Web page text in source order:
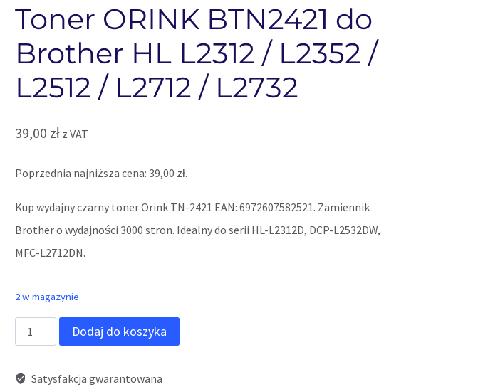
Toner ORINK BTN2421 do
Brother HL L2312 / L2352 /
L2512 / L2712 / L2732
39,00 zł z VAT
Poprzednia najniższa cena: 39,00 zł.
Kup wydajny czarny toner Orink TN-2421 EAN: 6972607582521. Zamiennik
Brother o wydajności 3000 stron. Idealny do serii HL-L2312D, DCP-L2532DW,
MFC-L2712DN.
2 w magazynie
ilość
ORINK
Dodaj do koszyka
Satysfakcja gwarantowana